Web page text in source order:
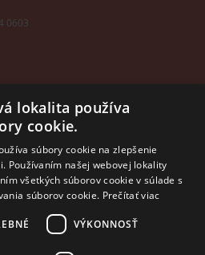
0603
lokalita používa
cookie.
súbory cookie na zlepšenie
Používaním našej webovej lokality
všetkých súborov cookie v súlade s
súborov cookie. Prečítať viac
VÝKONNOSŤ